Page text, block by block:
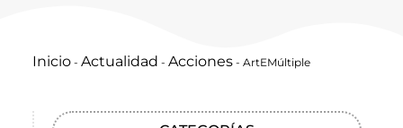
Inicio- Actualidad - Acciones- ArtEMúltiple